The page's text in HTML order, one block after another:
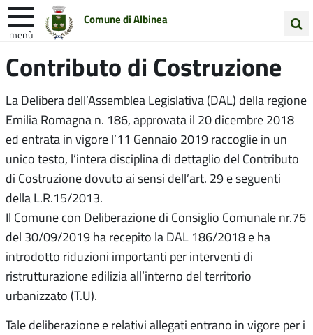
Comune di Albinea
menù
nel
Entra in Comune Vivi Albinea
Unione Colline Matildiche
Contributo di Costruzione
La Delibera dell’Assemblea Legislativa (DAL) della regione
Emilia Romagna n. 186, approvata il 20 dicembre 2018
ed entrata in vigore l’11 Gennaio 2019 raccoglie in un
unico testo, l’intera disciplina di dettaglio del Contributo
di Costruzione dovuto ai sensi dell’art. 29 e seguenti
della L.R.15/2013.
Il Comune con Deliberazione di Consiglio Comunale nr.76
del 30/09/2019 ha recepito la DAL 186/2018 e ha
introdotto riduzioni importanti per interventi di
ristrutturazione edilizia all’interno del territorio
urbanizzato (T.U).
Tale deliberazione e relativi allegati entrano in vigore per i